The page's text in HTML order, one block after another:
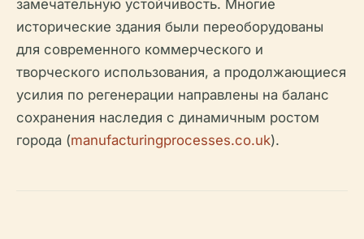
замечательную устойчивость. Многие
исторические здания были переоборудованы
для современного коммерческого и
творческого использования, а продолжающиеся
усилия по регенерации направлены на баланс
сохранения наследия с динамичным ростом
города (manufacturingprocesses.co.uk).